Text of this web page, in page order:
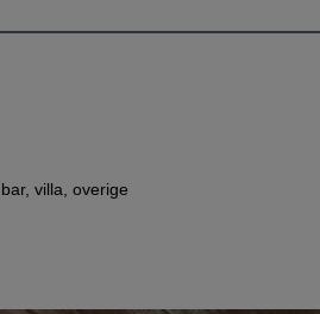
villa, overige